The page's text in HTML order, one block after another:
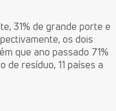
31% de grande porte e
os dois
que ano passado 71%
resíduo, 11 países a